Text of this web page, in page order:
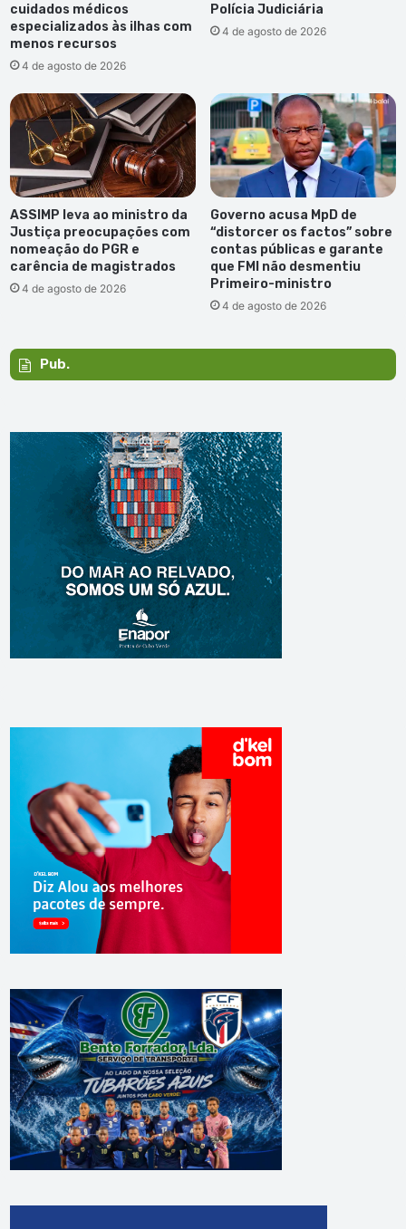
cuidados médicos
especializados às ilhas com
menos recursos
4 de agosto de 2026
Polícia Judiciária
4 de agosto de 2026
ASSIMP leva ao ministro da
Justiça preocupações com
nomeação do PGR e
carência de magistrados
4 de agosto de 2026
Governo acusa MpD de
“distorcer os factos” sobre
contas públicas e garante
que FMI não desmentiu
Primeiro-ministro
4 de agosto de 2026
Pub.